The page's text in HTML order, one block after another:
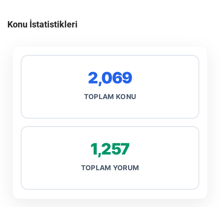
Konu İstatistikleri
2,069
TOPLAM KONU
1,257
TOPLAM YORUM